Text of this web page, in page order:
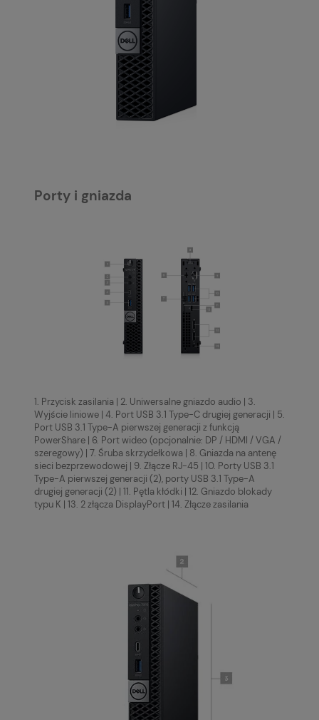
Porty i gniazda
1. Przycisk zasilania | 2. Uniwersalne gniazdo audio | 3.
Wyjście liniowe | 4. Port USB 3.1 Type-C drugiej generacji | 5.
Port USB 3.1 Type-A pierwszej generacji z funkcją
PowerShare | 6. Port wideo (opcjonalnie: DP / HDMI / VGA /
szeregowy) | 7. Śruba skrzydełkowa | 8. Gniazda na antenę
sieci bezprzewodowej | 9. Złącze RJ-45 | 10. Porty USB 3.1
Type-A pierwszej generacji (2), porty USB 3.1 Type-A
drugiej generacji (2) | 11. Pętla kłódki | 12. Gniazdo blokady
typu K | 13. 2 złącza DisplayPort | 14. Złącze zasilania